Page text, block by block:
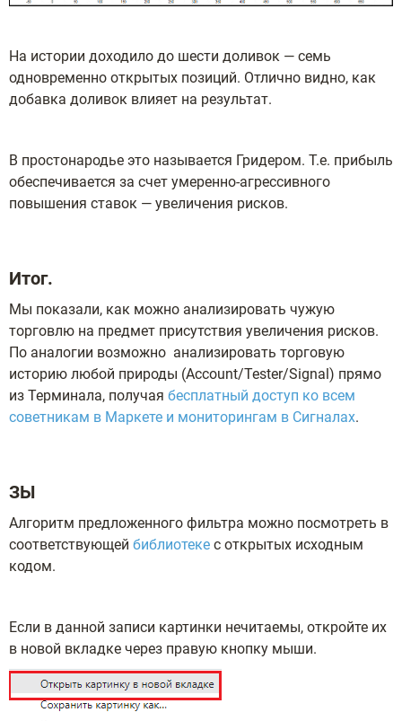
На истории доходило до шести доливок — семь
одновременно открытых позиций. Отлично видно, как
добавка доливок влияет на результат.
В простонародье это называется Гридером. Т.е. прибыль
обеспечивается за счет умеренно-агрессивного
повышения ставок — увеличения рисков.
Итог.
Мы показали, как можно анализировать чужую
торговлю на предмет присутствия увеличения рисков.
По аналогии возможно анализировать торговую
историю любой природы (Account/Tester/Signal) прямо
из Терминала, получая бесплатный доступ ко всем
советникам в Маркете и мониторингам в Сигналах.
ЗЫ
Алгоритм предложенного фильтра можно посмотреть в
соответствующей библиотеке с открытых исходным
кодом.
Если в данной записи картинки нечитаемы, откройте их
в новой вкладке через правую кнопку мыши.